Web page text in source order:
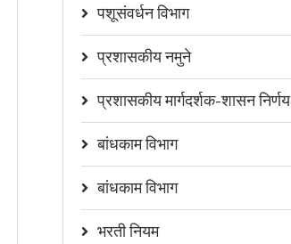
पशूसंवर्धन विभाग
प्रशासकीय नमुने
प्रशासकीय मार्गदर्शक-शासन निर्णय
बांधकाम विभाग
बांधकाम विभाग
भरती नियम